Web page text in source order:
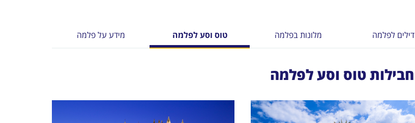
דילים לפלמה מלונות בפלמה טוס וסע לפלמה מידע על פלמה
חבילות טוס וסע לפלמה